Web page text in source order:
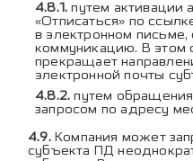
путем активации
«Отписаться» по
в электронном
коммуникацию. В этом
прекращает
электронной почты
путем
запросом по адресу
Компания может
субъекта ПД